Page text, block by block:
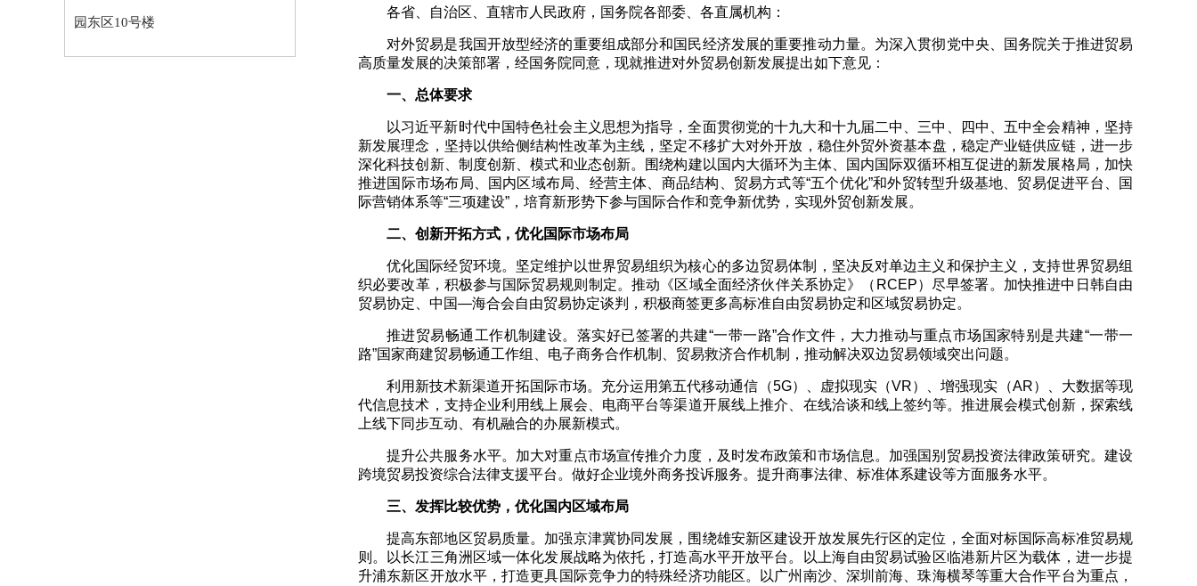
园东区10号楼
各省、自治区、直辖市人民政府，国务院各部委、各直属机构：
对外贸易是我国开放型经济的重要组成部分和国民经济发展的重要推动力量。为深入贯彻党中央、国务院关于推进贸易
高质量发展的决策部署，经国务院同意，现就推进对外贸易创新发展提出如下意见：
一、总体要求
以习近平新时代中国特色社会主义思想为指导，全面贯彻党的十九大和十九届二中、三中、四中、五中全会精神，坚持
新发展理念，坚持以供给侧结构性改革为主线，坚定不移扩大对外开放，稳住外贸外资基本盘，稳定产业链供应链，进一步
深化科技创新、制度创新、模式和业态创新。围绕构建以国内大循环为主体、国内国际双循环相互促进的新发展格局，加快
推进国际市场布局、国内区域布局、经营主体、商品结构、贸易方式等“五个优化”和外贸转型升级基地、贸易促进平台、国
际营销体系等“三项建设”，培育新形势下参与国际合作和竞争新优势，实现外贸创新发展。
二、创新开拓方式，优化国际市场布局
优化国际经贸环境。坚定维护以世界贸易组织为核心的多边贸易体制，坚决反对单边主义和保护主义，支持世界贸易组
织必要改革，积极参与国际贸易规则制定。推动《区域全面经济伙伴关系协定》（RCEP）尽早签署。加快推进中日韩自由
贸易协定、中国—海合会自由贸易协定谈判，积极商签更多高标准自由贸易协定和区域贸易协定。
推进贸易畅通工作机制建设。落实好已签署的共建“一带一路”合作文件，大力推动与重点市场国家特别是共建“一带一
路”国家商建贸易畅通工作组、电子商务合作机制、贸易救济合作机制，推动解决双边贸易领域突出问题。
利用新技术新渠道开拓国际市场。充分运用第五代移动通信（5G）、虚拟现实（VR）、增强现实（AR）、大数据等现
代信息技术，支持企业利用线上展会、电商平台等渠道开展线上推介、在线洽谈和线上签约等。推进展会模式创新，探索线
上线下同步互动、有机融合的办展新模式。
提升公共服务水平。加大对重点市场宣传推介力度，及时发布政策和市场信息。加强国别贸易投资法律政策研究。建设
跨境贸易投资综合法律支援平台。做好企业境外商务投诉服务。提升商事法律、标准体系建设等方面服务水平。
三、发挥比较优势，优化国内区域布局
提高东部地区贸易质量。加强京津冀协同发展，围绕雄安新区建设开放发展先行区的定位，全面对标国际高标准贸易规
则。以长江三角洲区域一体化发展战略为依托，打造高水平开放平台。以上海自由贸易试验区临港新片区为载体，进一步提
升浦东新区开放水平，打造更具国际竞争力的特殊经济功能区。以广州南沙、深圳前海、珠海横琴等重大合作平台为重点，